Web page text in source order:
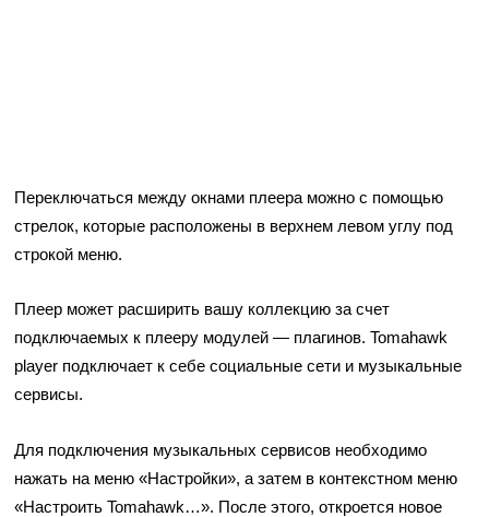
Переключаться между окнами плеера можно с помощью
стрелок, которые расположены в верхнем левом углу под
строкой меню.
Плеер может расширить вашу коллекцию за счет
подключаемых к плееру модулей — плагинов. Tomahawk
player подключает к себе социальные сети и музыкальные
сервисы.
Для подключения музыкальных сервисов необходимо
нажать на меню «Настройки», а затем в контекстном меню
«Настроить Tomahawk…». После этого, откроется новое